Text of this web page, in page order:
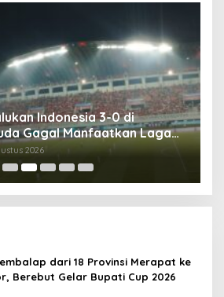
Indonesia 3-0 di
Gagal Manfaatkan Laga
2026
dari 18 Provinsi Merapat ke
Berebut Gelar Bupati Cup 2026